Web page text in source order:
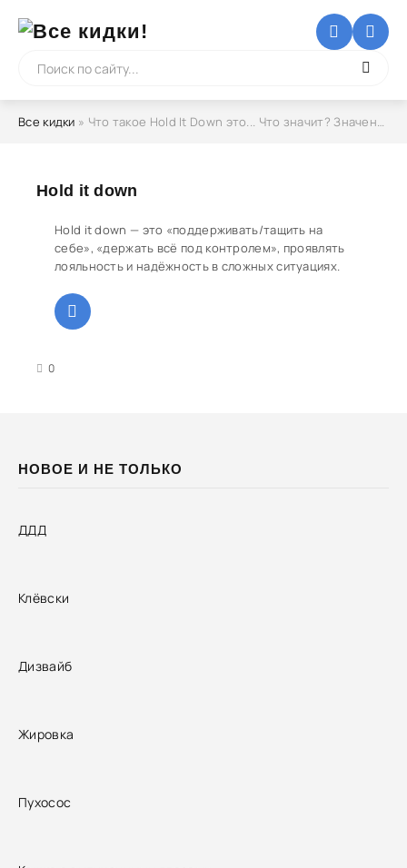
НОВОЕ И НЕ ТОЛЬКО
ДДД
Клёвски
Дизвайб
Жировка
Пухосос
Все кидки » Что такое Hold It Down это... Что значит? Значение слова
Hold it down
Hold it down — это «поддерживать/тащить на
себе», «держать всё под контролем», проявлять
лояльность и надёжность в сложных ситуациях.
0